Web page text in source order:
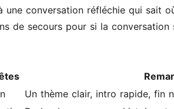
une conversation réfléchie qui sait
de secours pour si la conversation
Un thème clair, intro rapide, fin